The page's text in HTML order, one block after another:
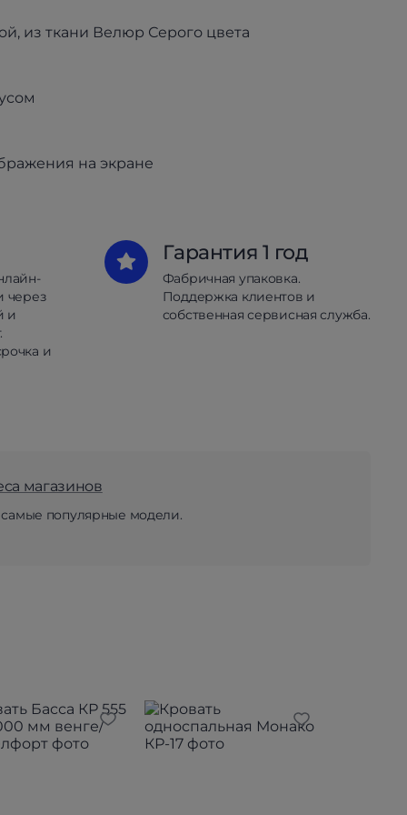
из ткани Велюр Серого цвета
на экране
через
и
и
Гарантия 1 год
Фабричная упаковка.
Поддержка клиентов и
собственная сервисная служба.
магазинов
популярные модели.